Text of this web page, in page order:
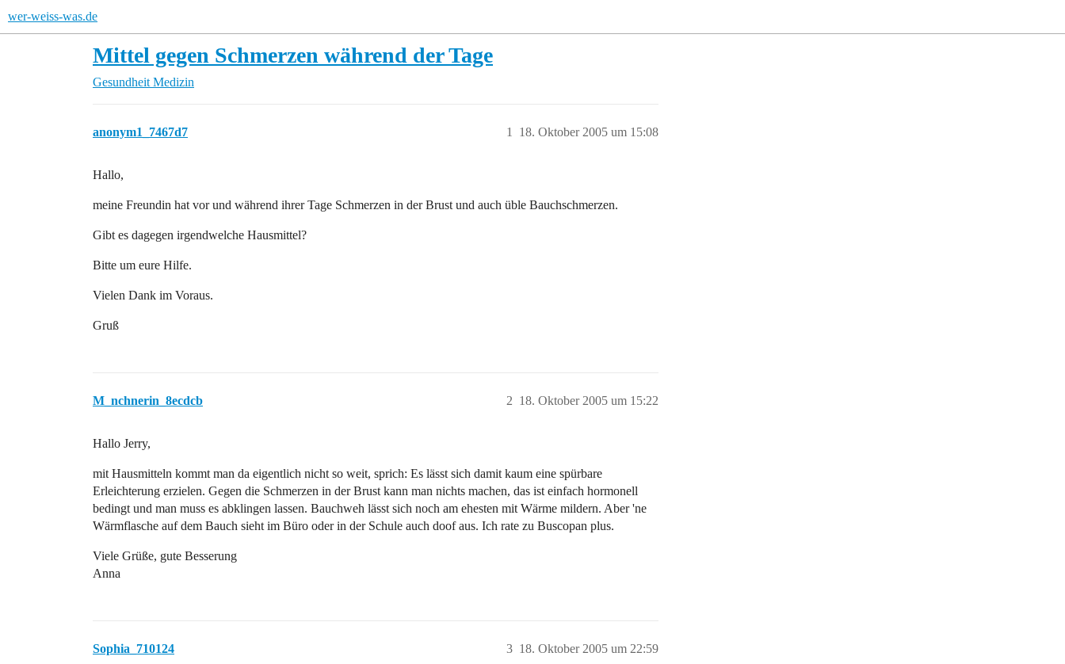
wer-weiss-was.de
Mittel gegen Schmerzen während der Tage
Gesundheit Medizin
anonym1_7467d7 18. Oktober 2005 um 15:08
1
Hallo,
meine Freundin hat vor und während ihrer Tage Schmerzen in der Brust und auch üble Bauchschmerzen.
Gibt es dagegen irgendwelche Hausmittel?
Bitte um eure Hilfe.
Vielen Dank im Voraus.
Gruß
M_nchnerin_8ecdcb 18. Oktober 2005 um 15:22
2
Hallo Jerry,
mit Hausmitteln kommt man da eigentlich nicht so weit, sprich: Es lässt sich damit kaum eine spürbare
Erleichterung erzielen. Gegen die Schmerzen in der Brust kann man nichts machen, das ist einfach hormonell
bedingt und man muss es abklingen lassen. Bauchweh lässt sich noch am ehesten mit Wärme mildern. Aber 'ne
Wärmflasche auf dem Bauch sieht im Büro oder in der Schule auch doof aus. Ich rate zu Buscopan plus.
Viele Grüße, gute Besserung
Anna
Sophia_710124 18. Oktober 2005 um 22:59
3